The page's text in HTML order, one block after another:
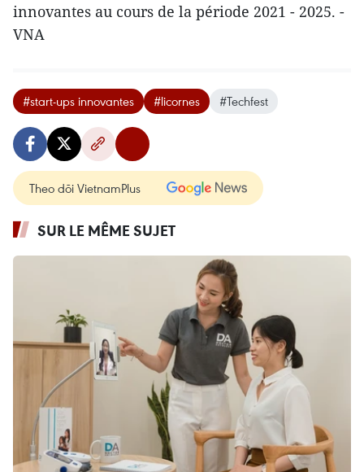
innovantes au cours de la période 2021 - 2025. -
VNA
#start-ups innovantes #licornes #Techfest
Theo dõi VietnamPlus
SUR LE MÊME SUJET